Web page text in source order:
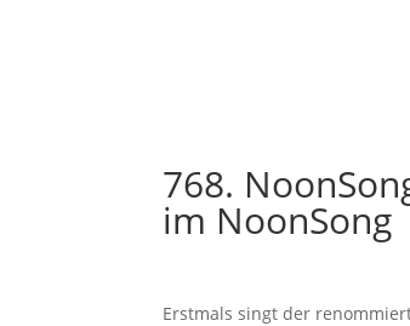
768.
im NoonSong
Erstmals singt der